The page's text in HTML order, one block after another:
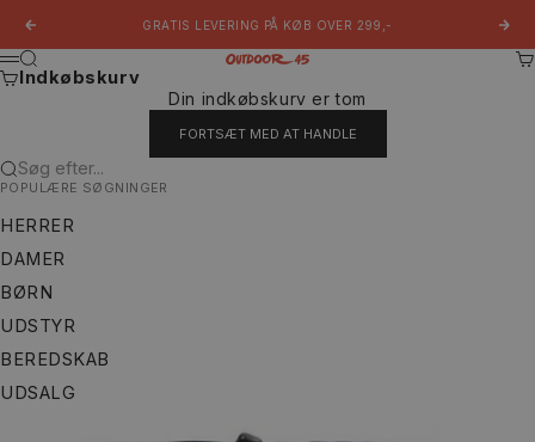
Forrige
GRATIS LEVERING PÅ KØB OVER 299,-
Outdoor 45
Menu
Søg
Indkøbskurv
Din indkøbskurv er tom
FORTSÆT MED AT HANDLE
Søg efter...
POPULÆRE SØGNINGER
HERRER
DAMER
BØRN
UDSTYR
BEREDSKAB
UDSALG